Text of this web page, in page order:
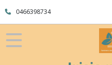
0466398734